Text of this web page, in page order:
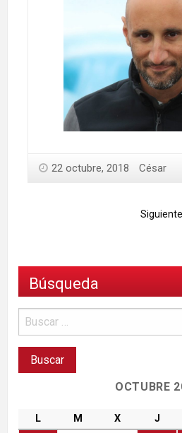
22 octubre, 2018 César
Siguiente
Búsqueda
OCTUBRE
L M X J